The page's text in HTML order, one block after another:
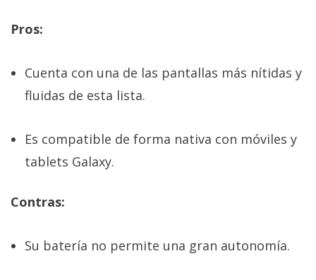
Pros:
Cuenta con una de las pantallas más nítidas y
fluidas de esta lista.
Es compatible de forma nativa con móviles y
tablets Galaxy.
Contras:
Su batería no permite una gran autonomía.